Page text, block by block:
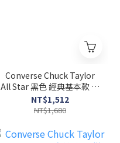
Converse Chuck Taylor
All Star 黑色 經典基本款 低
筒 帆布鞋 M9166C
NT$1,512
NT$1,680